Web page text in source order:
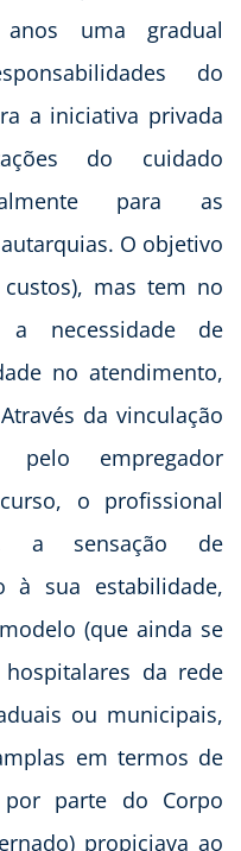
uma gradual
do
a iniciativa privada
do cuidado
para as
O objetivo
mas tem no
necessidade de
no atendimento,
da vinculação
pelo empregador
o profissional
a sensação de
à sua estabilidade,
(que ainda se
da rede
ou municipais,
em termos de
por parte do Corpo
propiciava ao